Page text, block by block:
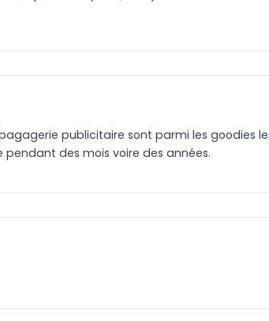
publicitaire sont parmi les goodies
des mois voire des années.